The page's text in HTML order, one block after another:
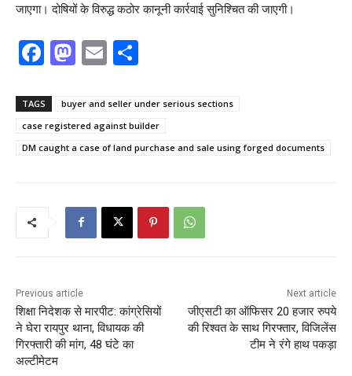
जाएगा। दोषियों के विरुद्ध कठोर कानूनी कार्रवाई सुनिश्चित की जाएगी।
F
c
e
b
M
st
o
d
n
E
ai
l
ar
e
TAGS
buyer and seller under serious sections
case registered against builder
DM caught a case of land purchase and sale using forged documents
Previous article
शिक्षा निदेशक से मारपीट: कांग्रेसियों
ने घेरा रायपुर थाना, विधायक की
गिरफ्तारी की मांग, 48 घंटे का
अल्टीमेटम
Next article
जीएसटी का ऑफिसर 20 हजार रुपये
की रिश्वत के साथ गिरफ्तार, विजिलेंस
टीम ने रंगे हाथ पकड़ा